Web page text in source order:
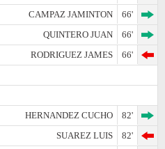
CAMPAZ JAMINTON
66'
QUINTERO JUAN
66'
RODRIGUEZ JAMES
66'
HERNANDEZ CUCHO
82'
SUAREZ LUIS
82'